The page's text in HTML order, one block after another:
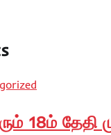
18ம் தேதி